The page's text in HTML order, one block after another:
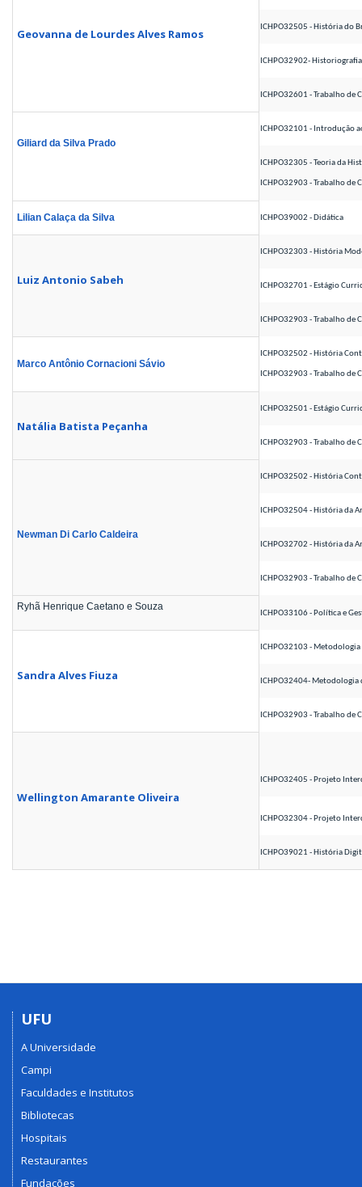
Geovanna de Lourdes Alves Ramos ICHPO32505 - História do
ICHPO32902-
ICHPO32601 - Trabalho
Giliard da Silva Prado
ICHPO32101 - Introdução
ICHPO32305 - Teoria da
ICHPO32903 - Trabalho
Lilian Calaça da Silva ICHPO39002 - Didática
Luiz Antonio Sabeh
ICHPO32303 - História
ICHPO32701 - Estágio
ICHPO32903 - Trabalho de
Marco Antônio Cornacioni Sávio
ICHPO32502 - História
ICHPO32903 - Trabalho de
Natália Batista Peçanha
ICHPO32501 - Estágio
ICHPO32903 - Trabalho
Newman Di Carlo Caldeira
ICHPO32502 - História
ICHPO32504 - História
ICHPO32702 - História
ICHPO32903 - Trabalho
Ryhã Henrique Caetano e Souza
ICHPO33106 - Política e
Sandra Alves Fiuza
ICHPO32103 -
ICHPO32404-
ICHPO32903 - Trabalho
Wellington Amarante Oliveira
ICHPO32405 - Projeto
ICHPO32304 - Projeto
ICHPO39021 - História
UFU
A Universidade
Campi
Faculdades e Institutos
Bibliotecas
Hospitais
Restaurantes
Fundações